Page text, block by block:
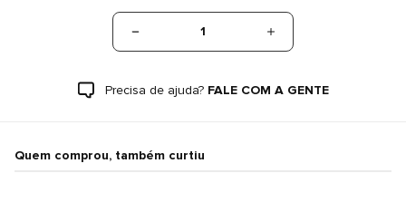
1
Precisa de ajuda? FALE COM A GENTE
Quem comprou, também curtiu